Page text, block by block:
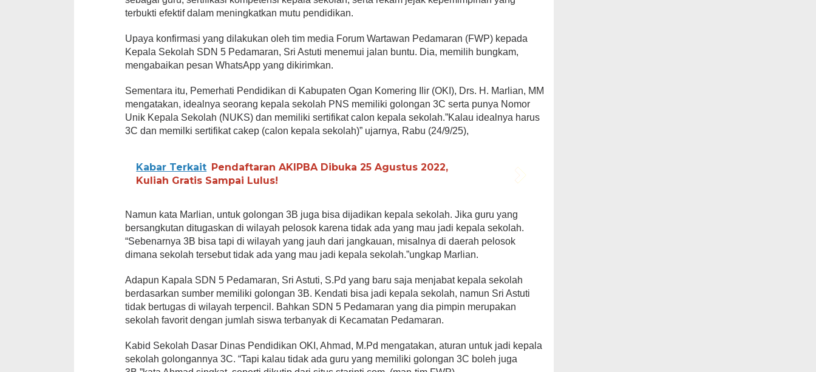
terbukti efektif dalam meningkatkan mutu pendidikan.
Upaya konfirmasi yang dilakukan oleh tim media Forum Wartawan Pedamaran (FWP) kepada
Kepala Sekolah SDN 5 Pedamaran, Sri Astuti menemui jalan buntu. Dia, memilih bungkam,
mengabaikan pesan WhatsApp yang dikirimkan.
Sementara itu, Pemerhati Pendidikan di Kabupaten Ogan Komering Ilir (OKI), Drs. H. Marlian, MM
mengatakan, idealnya seorang kepala sekolah PNS memiliki golongan 3C serta punya Nomor
Unik Kepala Sekolah (NUKS) dan memiliki sertifikat calon kepala sekolah.”Kalau idealnya harus
3C dan memilki sertifikat cakep (calon kepala sekolah)” ujarnya, Rabu (24/9/25),
Kabar Terkait Pendaftaran AKIPBA Dibuka 25 Agustus 2022,
Kuliah Gratis Sampai Lulus!
Namun kata Marlian, untuk golongan 3B juga bisa dijadikan kepala sekolah. Jika guru yang
bersangkutan ditugaskan di wilayah pelosok karena tidak ada yang mau jadi kepala sekolah.
“Sebenarnya 3B bisa tapi di wilayah yang jauh dari jangkauan, misalnya di daerah pelosok
dimana sekolah tersebut tidak ada yang mau jadi kepala sekolah.”ungkap Marlian.
Adapun Kapala SDN 5 Pedamaran, Sri Astuti, S.Pd yang baru saja menjabat kepala sekolah
berdasarkan sumber memiliki golongan 3B. Kendati bisa jadi kepala sekolah, namun Sri Astuti
tidak bertugas di wilayah terpencil. Bahkan SDN 5 Pedamaran yang dia pimpin merupakan
sekolah favorit dengan jumlah siswa terbanyak di Kecamatan Pedamaran.
Kabid Sekolah Dasar Dinas Pendidikan OKI, Ahmad, M.Pd mengatakan, aturan untuk jadi kepala
sekolah golongannya 3C. “Tapi kalau tidak ada guru yang memiliki golongan 3C boleh juga